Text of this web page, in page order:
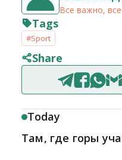
Все важно,
Tags
#Sport
Share
Today
Там, где горы